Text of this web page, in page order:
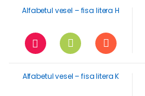
Alfabetul vesel – fisa litera H
Alfabetul vesel – fisa litera K